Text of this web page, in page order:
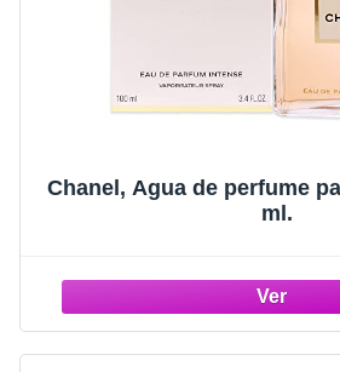
Chanel, Agua de perfume
ml.